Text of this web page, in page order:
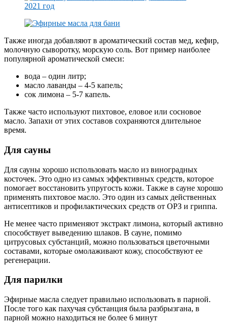
Также иногда добавляют в ароматический состав мед, кефир,
молочную сыворотку, морскую соль. Вот пример наиболее
популярной ароматической смеси:
вода – один литр;
масло лаванды – 4-5 капель;
сок лимона – 5-7 капель.
Также часто используют пихтовое, еловое или сосновое
масло. Запахи от этих составов сохраняются длительное
время.
Для сауны
Для сауны хорошо использовать масло из виноградных
косточек. Это одно из самых эффективных средств, которое
помогает восстановить упругость кожи. Также в сауне хорошо
применять пихтовое масло. Это один из самых действенных
антисептиков и профилактических средств от ОРЗ и гриппа.
Не менее часто применяют экстракт лимона, который активно
способствует выведению шлаков. В сауне, помимо
цитрусовых субстанций, можно пользоваться цветочными
составами, которые омолаживают кожу, способствуют ее
регенерации.
Для парилки
Эфирные масла следует правильно использовать в парной.
После того как пахучая субстанция была разбрызгана, в
парной можно находиться не более 6 минут